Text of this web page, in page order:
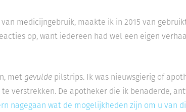
medicijngebruik, maakte ik in 2015 van
op, want iedereen had wel een eigen
met gevuldepilstrips. Ik was nieuwsgierig of
verstrekken. De apotheker die ik benaderde,
nagegaan wat de mogelijkheden zijn om u van